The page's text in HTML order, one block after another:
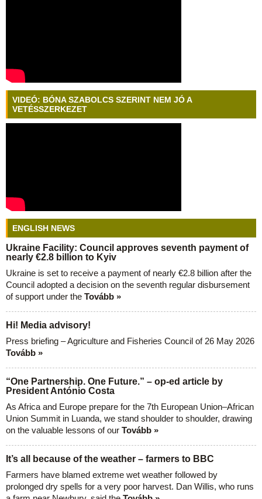
VIDEÓ: BÓNA SZABOLCS SZERINT NEM JÓ A
VETÉSSZERKEZET
ENGLISH NEWS
Ukraine Facility: Council approves seventh payment of
nearly €2.8 billion to Kyiv
Ukraine is set to receive a payment of nearly €2.8 billion after the
Council adopted a decision on the seventh regular disbursement
of support under the Tovább »
Hi! Media advisory!
Press briefing – Agriculture and Fisheries Council of 26 May 2026
Tovább »
“One Partnership. One Future.” – op-ed article by
President António Costa
As Africa and Europe prepare for the 7th European Union–African
Union Summit in Luanda, we stand shoulder to shoulder, drawing
on the valuable lessons of our Tovább »
It’s all because of the weather – farmers to BBC
Farmers have blamed extreme wet weather followed by
prolonged dry spells for a very poor harvest. Dan Willis, who runs